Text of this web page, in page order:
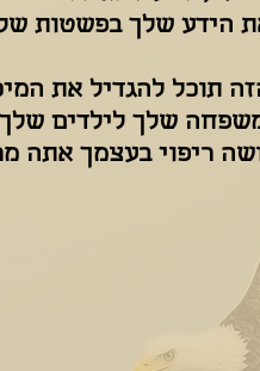
הידע שלך בפשטות
תוכל להגדיל את
שלך לילדים